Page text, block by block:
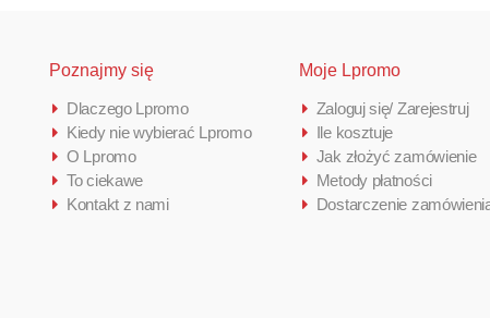
Poznajmy się
Dlaczego Lpromo
Kiedy nie wybierać Lpromo
O Lpromo
To ciekawe
Kontakt z nami
Moje Lpromo
Zaloguj się/ Zarejestruj
Ile kosztuje
Jak złożyć zamówienie
Metody płatności
Dostarczenie